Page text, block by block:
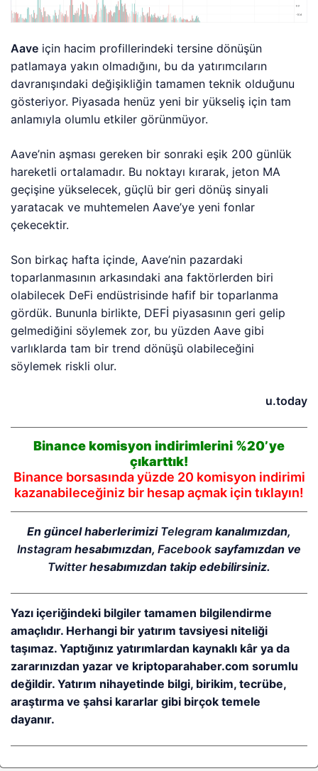
Aave için hacim profillerindeki tersine dönüşün
patlamaya yakın olmadığını, bu da yatırımcıların
davranışındaki değişikliğin tamamen teknik olduğunu
gösteriyor. Piyasada henüz yeni bir yükseliş için tam
anlamıyla olumlu etkiler görünmüyor.
Aave’nin aşması gereken bir sonraki eşik 200 günlük
hareketli ortalamadır. Bu noktayı kırarak, jeton MA
geçişine yükselecek, güçlü bir geri dönüş sinyali
yaratacak ve muhtemelen Aave’ye yeni fonlar
çekecektir.
Son birkaç hafta içinde, Aave’nin pazardaki
toparlanmasının arkasındaki ana faktörlerden biri
olabilecek DeFi endüstrisinde hafif bir toparlanma
gördük. Bununla birlikte, DEFİ piyasasının geri gelip
gelmediğini söylemek zor, bu yüzden Aave gibi
varlıklarda tam bir trend dönüşü olabileceğini
söylemek riskli olur.
u.today
Binance komisyon indirimlerini %20’ye
çıkarttık!
Binance borsasında yüzde 20 komisyon indirimi
kazanabileceğiniz bir hesap açmak için tıklayın!
En güncel haberlerimizi Telegram kanalımızdan,
Instagramhesabımızdan, Facebooksayfamızdan ve
Twitterhesabımızdan takip edebilirsiniz.
Yazı içeriğindeki bilgiler tamamen bilgilendirme
amaçlıdır. Herhangi bir yatırım tavsiyesi niteliği
taşımaz. Yaptığınız yatırımlardan kaynaklı kâr ya da
zararınızdan yazar ve kriptoparahaber.com sorumlu
değildir. Yatırım nihayetinde bilgi, birikim, tecrübe,
araştırma ve şahsi kararlar gibi birçok temele
dayanır.